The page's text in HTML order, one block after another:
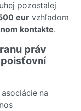
pozostalej
eur vzhľadom
kontakte.
práv
poisťovní
na